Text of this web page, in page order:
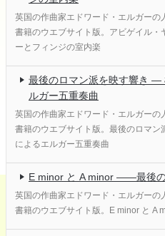
英国の作曲家エドワード・エルガー
書籍のウエブサイト版。アビゲイル
ーとフィンジの室内楽
最後のロマン派を映す響き ―
ルガー五重奏曲
英国の作曲家エドワード・エルガー
書籍のウエブサイト版。最後のロマ
によるエルガー五重奏曲
E minor と A minor ――最後
英国の作曲家エドワード・エルガー
書籍のウエブサイト版。E minor と